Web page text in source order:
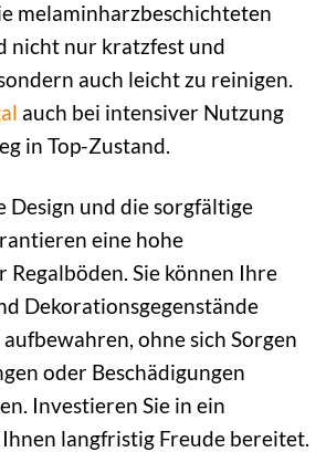
melaminharzbeschichteten
nicht nur kratzfest und
auch leicht zu reinigen.
auch bei intensiver Nutzung
in Top-Zustand.
Design und die sorgfältige
eine hohe
Regalböden. Sie können Ihre
Dekorationsgegenstände
ohne sich Sorgen
oder Beschädigungen
Investieren Sie in ein
langfristig Freude bereitet.